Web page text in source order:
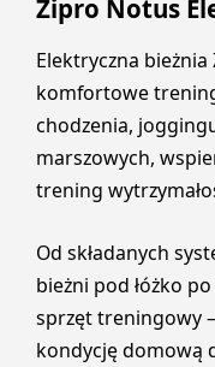
Zipro Notus
Elektryczna
komfortowe
chodzenia,
marszowych,
trening
Od składanych
bieżni pod łóżko
sprzęt treningowy
kondycję domową